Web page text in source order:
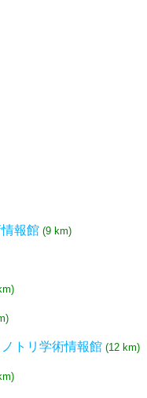
報館 (9 km)
トリ学術情報館 (12 km)